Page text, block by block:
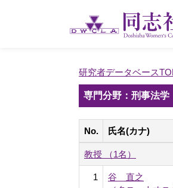
研究者データベース
専門分野：刑事法学
No. 氏名(カナ)
教授 （1名）
1
谷 直之